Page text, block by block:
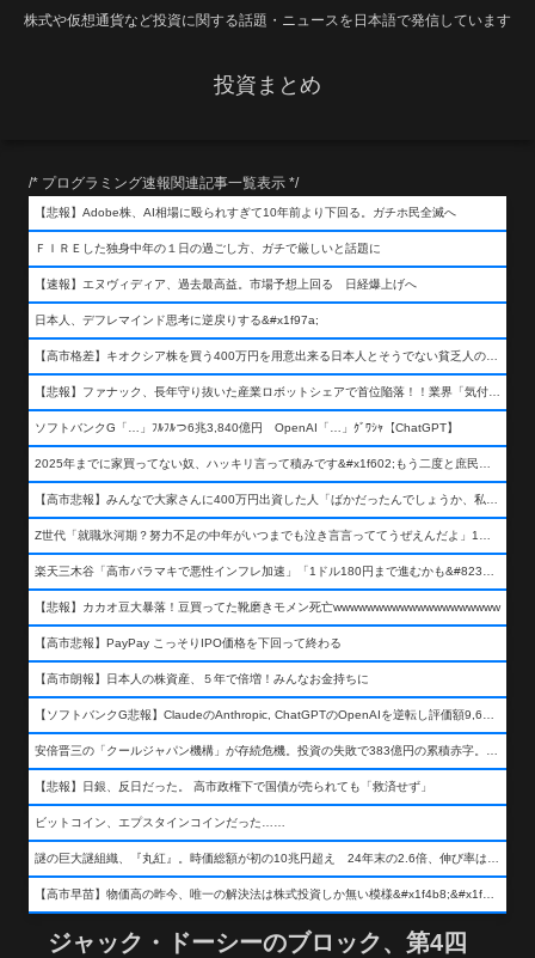
株式や仮想通貨など投資に関する話題・ニュースを日本語で発信しています
投資まとめ
/* プログラミング速報関連記事一覧表示 */
【悲報】Adobe株、AI相場に殴られすぎて10年前より下回る。ガチホ民全滅へ
ＦＩＲＥした独身中年の１日の過ごし方、ガチで厳しいと話題に
【速報】エヌヴィディア、過去最高益。市場予想上回る 日経爆上げへ
日本人、デフレマインド思考に逆戻りする&#x1f97a;
【高市格差】キオクシア株を買う400万円を用意出来る日本人とそうでない貧乏人の差が超広まるって事よ
【悲報】ファナック、長年守り抜いた産業ロボットシェアで首位陥落！！業界「気付いたら一気に抜かれていた…」
ソフトバンクG「…」ﾌﾙﾌﾙつ6兆3,840億円 OpenAI「…」ｸﾞﾜｼｬ【ChatGPT】
2025年までに家買ってない奴、ハッキリ言って積みです&#x1f602;もう二度と庶民が買える値段になりません&#x1f602;&#x1f602;&#x1f602;
【高市悲報】みんなで大家さんに400万円出資した人「ばかだったんでしょうか、私は&#x1f622;」
Z世代「就職氷河期？努力不足の中年がいつまでも泣き言言っててうぜえんだよ」1万いいね
楽天三木谷「高市バラマキで悪性インフレ加速」「1ドル180円まで進むかも&#8230;もう看過できない」
【悲報】カカオ豆大暴落！豆買ってた靴磨きモメン死亡wwwwwwwwwwwwwwwwwwww
【高市悲報】PayPay こっそりIPO価格を下回って終わる
【高市朗報】日本人の株資産、５年で倍増！みんなお金持ちに
【ソフトバンクG悲報】ClaudeのAnthropic, ChatGPTのOpenAIを逆転し評価額9,650億ドル (約154兆円) の世界一価値あるAI企業に……
安倍晋三の「クールジャパン機構」が存続危機。投資の失敗で383億円の累積赤字。2025年度決算も大赤字の可能性。責任の所在はウヤムヤ
【悲報】日銀、反日だった。 高市政権下で国債が売られても「救済せず」
ビットコイン、エプスタインコインだった……
謎の巨大謎組織、『丸紅』。時価総額が初の10兆円超え 24年末の2.6倍、伸び率は謎組織首位
【高市早苗】物価高の昨今、唯一の解決法は株式投資しか無い模様&#x1f4b8;&#x1f4b8;&#x1f4b8;
ジャック・ドーシーのブロック、第4四